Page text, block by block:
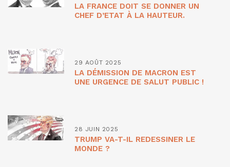
LA FRANCE DOIT SE DONNER UN
CHEF D’ETAT À LA HAUTEUR.
29 AOÛT 2025
LA DÉMISSION DE MACRON EST
UNE URGENCE DE SALUT PUBLIC !
28 JUIN 2025
TRUMP VA-T-IL REDESSINER LE
MONDE ?